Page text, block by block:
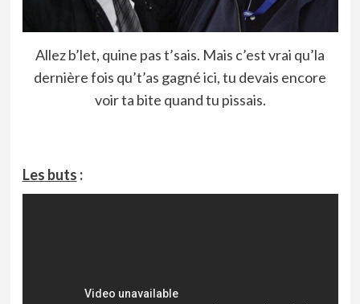
Allez b’let, quine pas t’sais. Mais c’est vrai qu’la
dernière fois qu’t’as gagné ici, tu devais encore
voir ta bite quand tu pissais.
Les buts :